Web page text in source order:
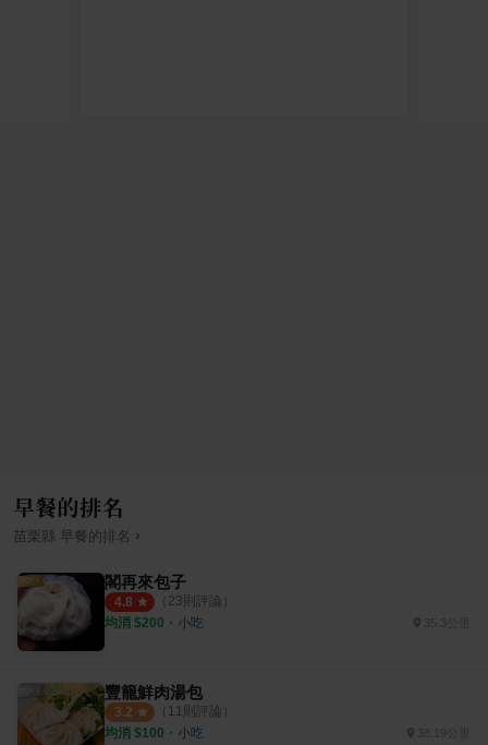
早餐的排名
苗栗縣 早餐的排名 ›
閣再來包子
4.8 （ 23則評論）
均消 $200 ・ 小吃 35.3公里
豐籠鮮肉湯包
3.2 （ 11 則評論）
均消 $100 ・ 小吃